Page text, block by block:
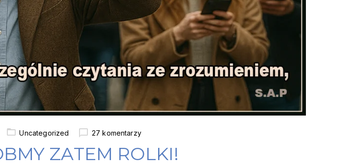
Uncategorized 27 komentarzy
ZATEM ROLKI!